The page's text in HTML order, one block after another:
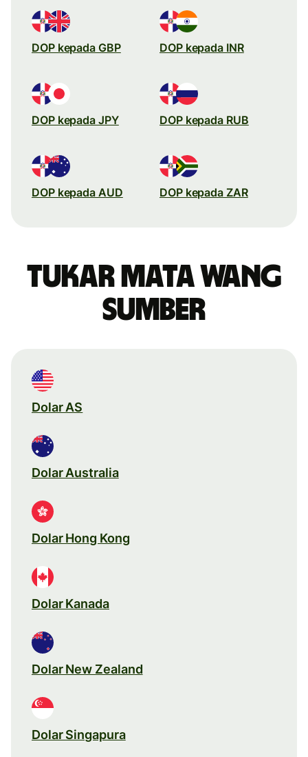
DOP kepada GBP DOP kepada INR
DOP kepada JPY DOP kepada RUB
DOP kepada AUD DOP kepada ZAR
Tukar mata wang
sumber
Dolar AS
Dolar Australia
Dolar Hong Kong
Dolar Kanada
Dolar New Zealand
Dolar Singapura